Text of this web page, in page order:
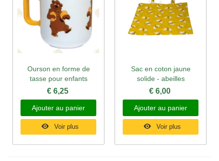
Ourson en forme de
tasse pour enfants
€ 6,25
Ajouter au panier
Voir plus
Sac en coton jaune
solide - abeilles
€ 6,00
Ajouter au panier
Voir plus